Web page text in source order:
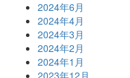
2024年6月
2024年4月
2024年3月
2024年2月
2024年1月
2023年12月